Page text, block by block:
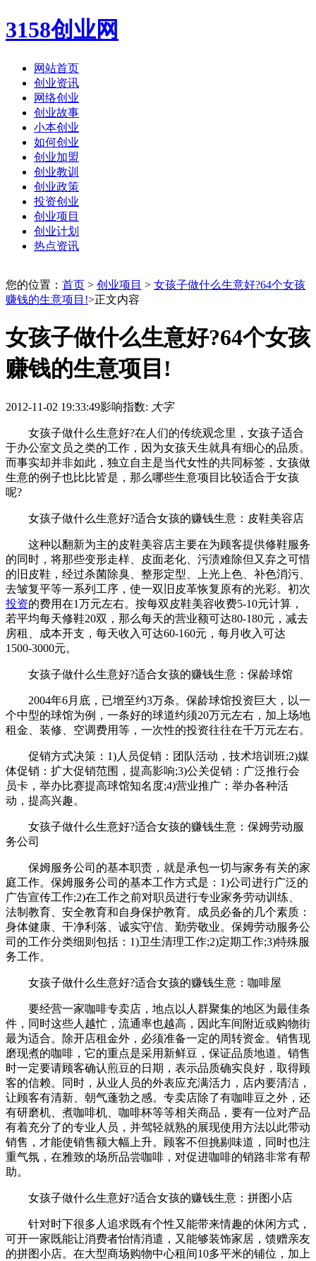
3158创业网
网站首页
创业资讯
网络创业
创业故事
小本创业
如何创业
创业加盟
创业教训
创业政策
投资创业
创业项目
创业计划
热点资讯
您的位置： 首页 > 创业项目 > 女孩子做什么生意好?64个女孩
赚钱的生意项目!>正文内容
女孩子做什么生意好?64个女孩
赚钱的生意项目!
2012-11-02 19:33:49影响指数: 大字
女孩子做什么生意好?在人们的传统观念里，女孩子适合
于办公室文员之类的工作，因为女孩天生就具有细心的品质。
而事实却并非如此，独立自主是当代女性的共同标签，女孩做
生意的例子也比比皆是，那么哪些生意项目比较适合于女孩
呢?
女孩子做什么生意好?适合女孩的赚钱生意：皮鞋美容店
这种以翻新为主的皮鞋美容店主要在为顾客提供修鞋服务
的同时，将那些变形走样、皮面老化、污渍难除但又弃之可惜
的旧皮鞋，经过杀菌除臭、整形定型、上光上色、补色消污、
去皱复平等一系列工序，使一双旧皮革恢复原有的光彩。初次
投资的费用在1万元左右。按每双皮鞋美容收费5-10元计算，
若平均每天修鞋20双，那么每天的营业额可达80-180元，减去
房租、成本开支，每天收入可达60-160元，每月收入可达
1500-3000元。
女孩子做什么生意好?适合女孩的赚钱生意：保龄球馆
2004年6月底，已增至约3万条。保龄球馆投资巨大，以一
个中型的球馆为例，一条好的球道约须20万元左右，加上场地
租金、装修、空调费用等，一次性的投资往往在千万元左右。
促销方式决策：1)人员促销：团队活动，技术培训班;2)媒
体促销：扩大促销范围，提高影响;3)公关促销：广泛推行会
员卡，举办比赛提高球馆知名度;4)营业推广：举办各种活
动，提高兴趣。
女孩子做什么生意好?适合女孩的赚钱生意：保姆劳动服
务公司
保姆服务公司的基本职责，就是承包一切与家务有关的家
庭工作。保姆服务公司的基本工作方式是：1)公司进行广泛的
广告宣传工作;2)在工作之前对职员进行专业家务劳动训练、
法制教育、安全教育和自身保护教育。成员必备的几个素质：
身体健康、干净利落、诚实守信、勤劳敬业。保姆劳动服务公
司的工作分类细则包括：1)卫生清理工作;2)定期工作;3)特殊服
务工作。
女孩子做什么生意好?适合女孩的赚钱生意：咖啡屋
要经营一家咖啡专卖店，地点以人群聚集的地区为最佳条
件，同时这些人越忙，流通率也越高，因此车间附近或购物街
最为适合。除开店租金外，必须准备一定的周转资金。销售现
磨现煮的咖啡，它的重点是采用新鲜豆，保证品质地道。销售
时一定要请顾客确认煎豆的日期，表示品质确实良好，取得顾
客的信赖。同时，从业人员的外表应充满活力，店内要清洁，
让顾客有清新、朝气蓬勃之感。专卖店除了有咖啡豆之外，还
有研磨机、煮咖啡机、咖啡杯等等相关商品，要有一位对产品
有着充分了的专业人员，并驾轻就熟的展现使用方法以此带动
销售，才能使销售额大幅上升。顾客不但挑剔味道，同时也注
重气氛，在雅致的场所品尝咖啡，对促进咖啡的销路非常有帮
助。
女孩子做什么生意好?适合女孩的赚钱生意：拼图小店
针对时下很多人追求既有个性又能带来情趣的休闲方式，
可开一家既能让消费者怡情消遣，又能够装饰家居，馈赠亲友
的拼图小店。在大型商场购物中心租间10多平米的铺位，加上